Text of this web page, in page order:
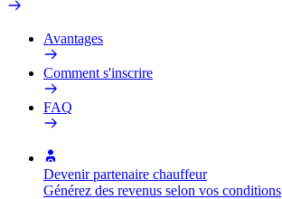
Avantages
Comment s'inscrire
FAQ
Devenir partenaire chauffeur
Générez des revenus selon vos conditions